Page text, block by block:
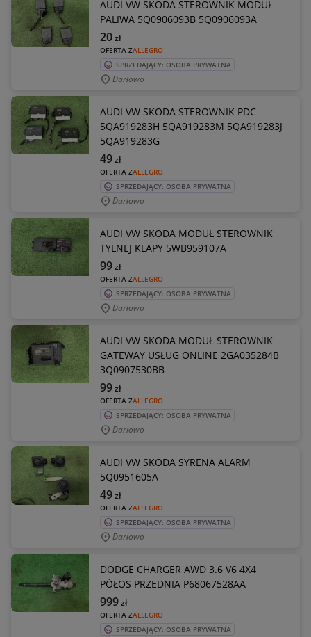
AUDI VW SKODA STEROWNIK MODUŁ
PALIWA 5Q0906093B 5Q0906093A
OFERTA ZALLEGRO
20zł
SPRZEDAJĄCY: OSOBA PRYWATNA
Darłowo
AUDI VW SKODA STEROWNIK PDC
5QA919283H 5QA919283M 5QA919283J
5QA919283G
OFERTA ZALLEGRO
49zł
SPRZEDAJĄCY: OSOBA PRYWATNA
Darłowo
AUDI VW SKODA MODUŁ STEROWNIK
TYLNEJ KLAPY 5WB959107A
OFERTA ZALLEGRO
99zł
SPRZEDAJĄCY: OSOBA PRYWATNA
Darłowo
AUDI VW SKODA MODUŁ STEROWNIK
GATEWAY USŁUG ONLINE 2GA035284B
3Q0907530BB
OFERTA ZALLEGRO
99zł
SPRZEDAJĄCY: OSOBA PRYWATNA
Darłowo
AUDI VW SKODA SYRENA ALARM
5Q0951605A
OFERTA ZALLEGRO
49zł
SPRZEDAJĄCY: OSOBA PRYWATNA
Darłowo
DODGE CHARGER AWD 3.6 V6 4X4
PÓŁOS PRZEDNIA P68067528AA
OFERTA ZALLEGRO
999zł
SPRZEDAJĄCY: OSOBA PRYWATNA